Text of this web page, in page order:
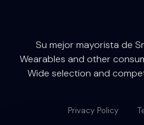
Su mejor mayorista de
Wearables and other
Wide selection and
Privacy Policy